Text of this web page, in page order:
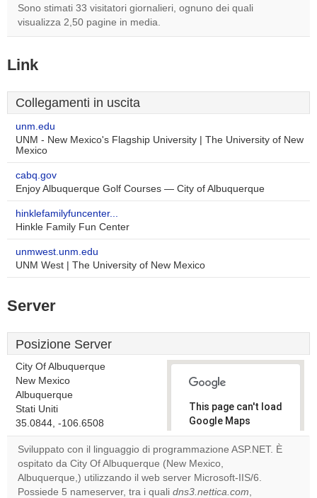
Sono stimati 33 visitatori giornalieri, ognuno dei quali
visualizza 2,50 pagine in media.
Link
Collegamenti in uscita
unm.edu
UNM - New Mexico's Flagship University | The University of New
Mexico
cabq.gov
Enjoy Albuquerque Golf Courses — City of Albuquerque
hinklefamilyfuncenter...
Hinkle Family Fun Center
unmwest.unm.edu
UNM West | The University of New Mexico
Server
Posizione Server
City Of Albuquerque
New Mexico
Albuquerque
Stati Uniti
35.0844, -106.6508
This page can't load
Google Maps
correctly.
Do you
own this
website?
Sviluppato con il linguaggio di programmazione ASP.NET. È
ospitato da City Of Albuquerque (New Mexico,
Albuquerque,) utilizzando il web server Microsoft-IIS/6.
Possiede 5 nameserver, tra i quali dns3.nettica.com,